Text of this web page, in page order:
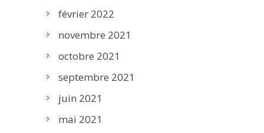
février 2022
novembre 2021
octobre 2021
septembre 2021
juin 2021
mai 2021